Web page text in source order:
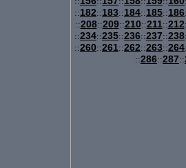
::182::183::184::185::186
::208::209::210::211::212
::234::235::236::237::238
::260::261::262::263::264
::286::287::